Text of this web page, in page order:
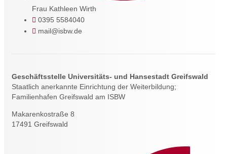
Frau Kathleen Wirth
0395 5584040
mail@isbw.de
Geschäftsstelle Universitäts- und Hansestadt Greifswald
Staatlich anerkannte Einrichtung der Weiterbildung;
Familienhafen Greifswald am ISBW
Makarenkostraße 8
17491 Greifswald